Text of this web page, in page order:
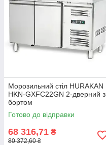
Морозильний стіл HURAKAN
HKN-GXFC22GN 2-дверний з
бортом
Готово до відправки
68 316,71 ₴
80 372,60 ₴